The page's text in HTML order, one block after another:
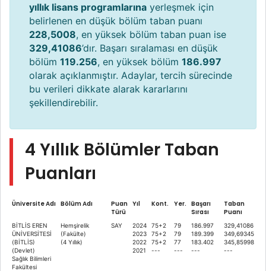
yıllık lisans programlarına yerleşmek için
belirlenen en düşük bölüm taban puanı
228,5008, en yüksek bölüm taban puan ise
329,41086’dır. Başarı sıralaması en düşük
bölüm 119.256, en yüksek bölüm 186.997
olarak açıklanmıştır. Adaylar, tercih sürecinde
bu verileri dikkate alarak kararlarını
şekillendirebilir.
4 Yıllık Bölümler Taban
Puanları
Üniversite Adı Bölüm Adı
Puan
Türü
Yıl Kont. Yer. Başarı
Sırası
Taban
Puanı
BİTLİS EREN
ÜNİVERSİTESİ
(BİTLİS)
(Devlet)
Sağlık Bilimleri
Fakültesi
Hemşirelik
(Fakülte)
(4 Yıllık)
SAY
2024
2023
2022
2021
75+2
75+2
75+2
---
79
79
77
---
186.997
189.399
183.402
---
329,41086
349,69345
345,85998
---